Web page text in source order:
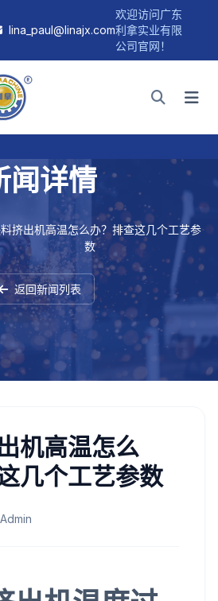
lina_paul@linajx.com
欢迎访问广东
利拿实业有限
公司官网！
闻详情
挤出机高温怎么办？排查这几个工艺参
数
返回新闻列表
机高温怎么
几个工艺参数
Admin